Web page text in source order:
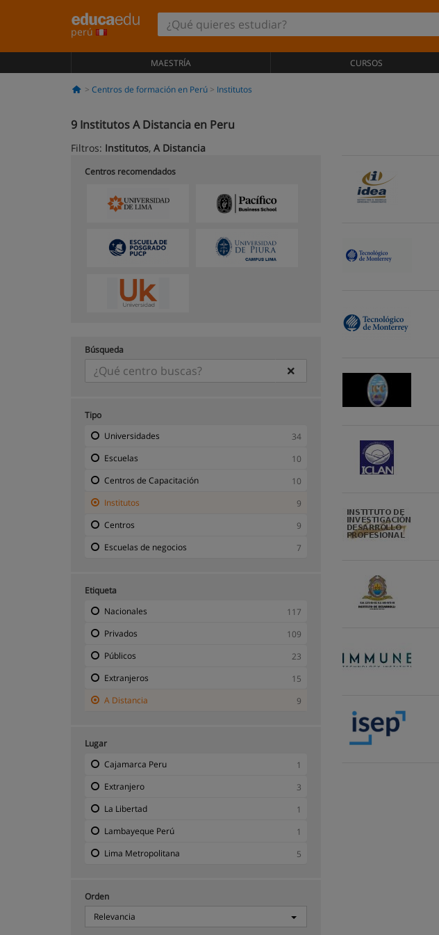
perú
MAESTRÍA CURSOS
Centros de formación en Perú Institutos
9 Institutos A Distancia en Peru
Filtros: Institutos, A Distancia
Centros recomendados
Búsqueda
Tipo
Universidades
34
Escuelas
10
Centros de Capacitación
10
Institutos
9
Centros
9
Escuelas de negocios
7
Etiqueta
Nacionales
117
Privados
109
Públicos
23
Extranjeros
15
A Distancia
9
Lugar
Cajamarca Peru
1
Extranjero
3
La Libertad
1
Lambayeque Perú
1
Lima Metropolitana
5
Orden
Relevancia